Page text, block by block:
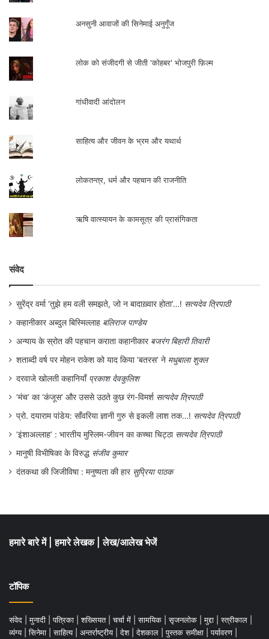
अनसुनी आवाजों की सिनेमाई अनुगूँज
लोक को संजीदगी से जीती 'कोहबर' भोजपुरी फ़िल्म
गांधीवादी आंदोलन
साहित्य और जीवन के भ्रम और यथार्थ
लोकतन्त्र, धर्म और पहचान की राजनीति
ऋषि वात्स्यायन के कामसूत्र की प्रासंगिकता
संवेद
सुरेंद्र वर्मा ‘तुझे हम वली समझते, जो न बादाख़्वार होता’…! सत्यदेव त्रिपाठी
कहानीकार अब्दुल बिस्मिल्लाह बलिराज पाण्डेय
अन्याय के स्रोत की पहचान कराता कहानीकार बजरंग बिहारी तिवारी
शताब्दी वर्ष पर मोहन राकेश को याद किया ‘बतरस’ ने मधुबाला शुक्ल
दरवाजे खोलती कहानियाँ प्रकाश देवकुलिश
‘मंच’ का ‘कंजूस’ और उससे उठते कुछ रंग-विमर्श सत्यदेव त्रिपाठी
प्रो. दयाराम पांडेय: साँवरिया ज्ञानी गुरु से इकली लाश तक…! सत्यदेव त्रिपाठी
‘इंशाअल्लाह’ : भारतीय मुस्लिम-जीवन का कच्चा चिट्ठा सत्यदेव त्रिपाठी
मानुषी विभीषिका के विरुद्ध संजीव कुमार
दंतकथा की जिजीविषा : मनुष्यता की हार सुप्रिया पाठक
हमारे बारे में हमारे लेखक लेख/आलेख भेजें
टॉपिक
संवेद मुनादी पत्रिका शख्सियत चर्चा में सामयिक सृजनलोक मुद्दा स्त्रीकाल
व्यंग्य
सिनेमा साहित्य अन्तर्राष्ट्रीय देश देशकाल पुस्तक समीक्षा पर्यावरण